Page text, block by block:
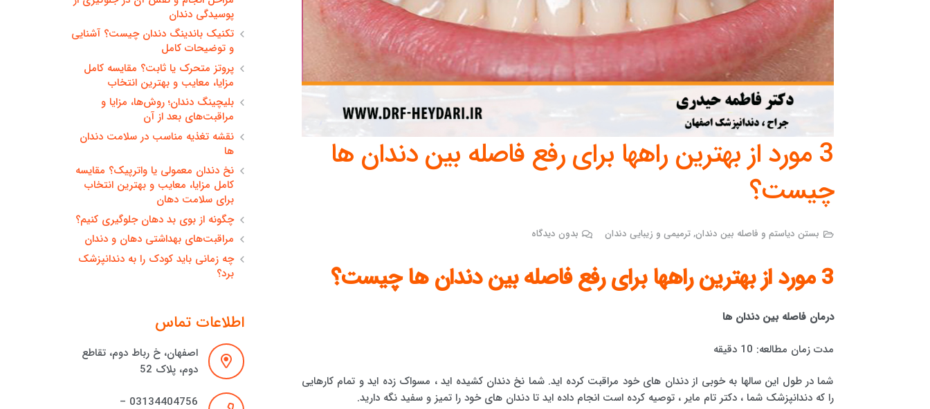
3 مورد از بهترین راهها برای رفع فاصله بین دندان ها
چیست؟
بستن دیاستم و فاصله بین دندان,ترمیمی و زیبایی دندان بدون دیدگاه
3 مورد از بهترین راهها برای رفع فاصله بین دندان ها چیست؟
درمان فاصله بین دندان ها
مدت زمان مطالعه: 10 دقیقه
شما در طول این سالها به خوبی از دندان های خود مراقبت کرده اید. شما نخ دندان کشیده اید ، مسواک زده اید و تمام کارهایی
را که دندانپزشک شما ، دکتر تام مایر ، توصیه کرده است انجام داده اید تا دندان های خود را تمیز و سفید نگه دارید.
پوسیدگی دندان
تکنیک باندینگ دندان چیست؟ آشنایی
و توضیحات کامل
پروتز متحرک یا ثابت؟ مقایسه کامل
مزایا، معایب و بهترین انتخاب
بلیچینگ دندان؛ روش‌ها، مزایا و
مراقبت‌های بعد از آن
نقشه تغذیه مناسب در سلامت دندان
ها
نخ دندان معمولی یا واترپیک؟ مقایسه
کامل مزایا، معایب و بهترین انتخاب
برای سلامت دهان
چگونه از بوی بد دهان جلوگیری کنیم؟
مراقبت‌های بهداشتی دهان و دندان
چه زمانی باید کودک را به دندانپزشک
برد؟
اطلاعات تماس
اصفهان، خ رباط دوم، تقاطع
دوم، پلاک 52
03134404756 –